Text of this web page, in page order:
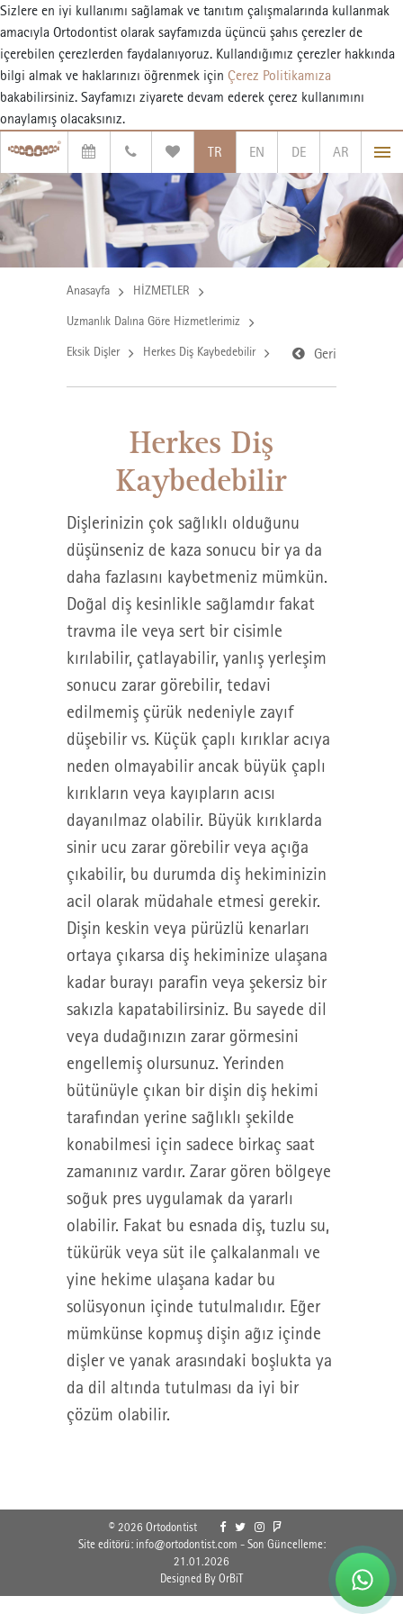
Sizlere en iyi kullanımı sağlamak ve tanıtım çalışmalarında kullanmak
amacıyla Ortodontist olarak sayfamızda üçüncü şahıs çerezler de
içerebilen çerezlerden faydalanıyoruz. Kullandığımız çerezler hakkında
bilgi almak ve haklarınızı öğrenmek için Çerez Politikamıza
bakabilirsiniz. Sayfamızı ziyarete devam ederek çerez kullanımını
onaylamış olacaksınız.
TR
EN DE AR
Anasayfa HİZMETLER
Uzmanlık Dalına Göre Hizmetlerimiz
Eksik Dişler Herkes Diş Kaybedebilir Geri
Herkes Diş
Kaybedebilir
Dişlerinizin çok sağlıklı olduğunu
düşünseniz de kaza sonucu bir ya da
daha fazlasını kaybetmeniz mümkün.
Doğal diş kesinlikle sağlamdır fakat
travma ile veya sert bir cisimle
kırılabilir, çatlayabilir, yanlış yerleşim
sonucu zarar görebilir, tedavi
edilmemiş çürük nedeniyle zayıf
düşebilir vs. Küçük çaplı kırıklar acıya
neden olmayabilir ancak büyük çaplı
kırıkların veya kayıpların acısı
dayanılmaz olabilir. Büyük kırıklarda
sinir ucu zarar görebilir veya açığa
çıkabilir, bu durumda diş hekiminizin
acil olarak müdahale etmesi gerekir.
Dişin keskin veya pürüzlü kenarları
ortaya çıkarsa diş hekiminize ulaşana
kadar burayı parafin veya şekersiz bir
sakızla kapatabilirsiniz. Bu sayede dil
veya dudağınızın zarar görmesini
engellemiş olursunuz. Yerinden
bütünüyle çıkan bir dişin diş hekimi
tarafından yerine sağlıklı şekilde
konabilmesi için sadece birkaç saat
zamanınız vardır. Zarar gören bölgeye
soğuk pres uygulamak da yararlı
olabilir. Fakat bu esnada diş, tuzlu su,
tükürük veya süt ile çalkalanmalı ve
yine hekime ulaşana kadar bu
solüsyonun içinde tutulmalıdır. Eğer
mümkünse kopmuş dişin ağız içinde
dişler ve yanak arasındaki boşlukta ya
da dil altında tutulması da iyi bir
çözüm olabilir.
© 2026 Ortodontist
Site editörü: info@ortodontist.com - Son Güncelleme:
21.01.2026
Designed By OrBiT